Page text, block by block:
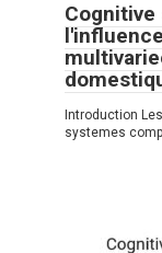
Introduction
systemes